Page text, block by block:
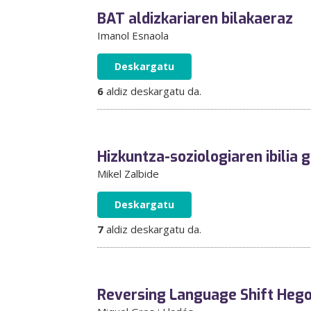
BAT aldizkariaren bilakaeraz
Imanol Esnaola
Deskargatu
6aldiz deskargatu da.
Hizkuntza-soziologiaren ibilia
Mikel Zalbide
Deskargatu
7aldiz deskargatu da.
Reversing Language Shift